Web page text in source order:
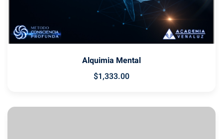
Alquimia Mental
$1,333.00